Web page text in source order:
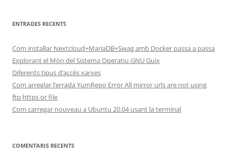
ENTRADES RECENTS
Com instal·lar Nextcloud+MariaDB+Swag amb Docker passa a passa
Explorant el Món del Sistema Operatiu GNU Guix
Diferents tipus d’accés xarxes
Com arreglar l’errada YumRepo Error All mirror urls are not using
ftp https or file
Com carregar nouveau a Ubuntu 20.04 usant la terminal
COMENTARIS RECENTS